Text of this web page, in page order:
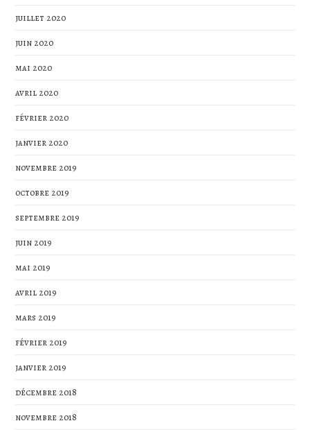
juillet 2020
juin 2020
mai 2020
avril 2020
février 2020
janvier 2020
novembre 2019
octobre 2019
septembre 2019
juin 2019
mai 2019
avril 2019
mars 2019
février 2019
janvier 2019
décembre 2018
novembre 2018